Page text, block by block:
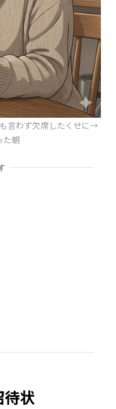
言わず欠席したくせに→
た朝
状